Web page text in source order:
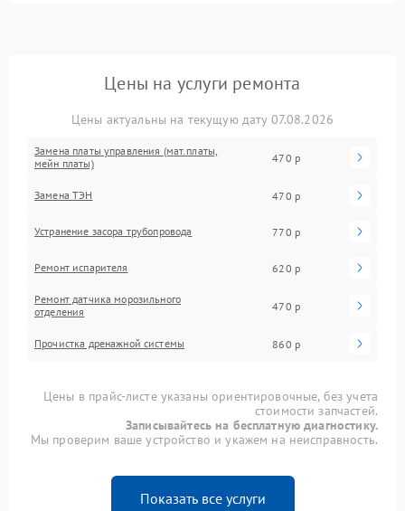
Цены на услуги ремонта
Цены актуальны на текущую дату 07.08.2026
Замена платы управления (мат.платы,
мейн платы)
470 р
Замена ТЭН 470 р
Устранение засора трубопровода 770 р
Ремонт испарителя 620 р
Ремонт датчика морозильного
отделения
470 р
Прочистка дренажной системы 860 р
Цены в прайс-листе указаны ориентировочные, без учета
стоимости запчастей.
Записывайтесь на бесплатную диагностику.
Мы проверим ваше устройство и укажем на неисправность.
Показать все услуги